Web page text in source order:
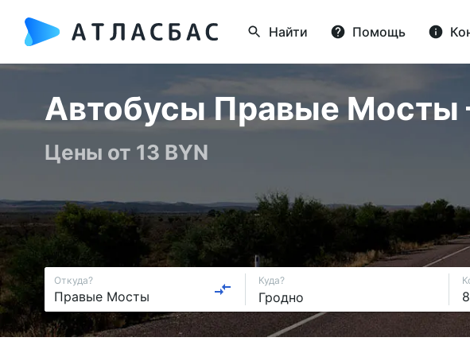
Найти Помощь
Автобусы Правые Мосты
Цены от 13 BYN
Откуда? Куда?